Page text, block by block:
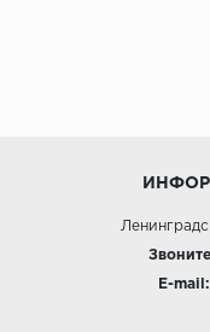
E-mail: